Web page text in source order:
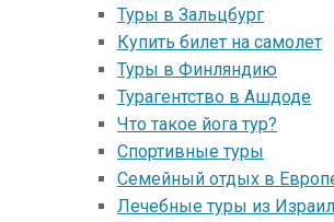
Туры в Зальцбург
Купить билет на самолет
Туры в Финляндию
Турагентство в Ашдоде
Что такое йога тур?
Спортивные туры
Семейный отдых в
Лечебные туры из